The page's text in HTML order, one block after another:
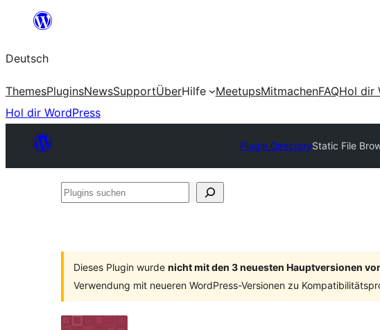
springen
Deutsch
ThemesPluginsNewsSupportÜberHilfe MeetupsMitmachenFAQHol dir
Hol dir WordPress
Plugin DirectoryStatic File
Plugins
Dieses Plugin wurde nicht mit den 3 neuesten Hauptversionen
Verwendung mit neueren WordPress-Versionen zu